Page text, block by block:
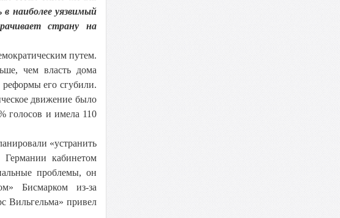
наиболее уязвимый
страну на
путем.
чем власть дома
его сгубили.
движение было
голосов и имела 110
«устранить
Германии кабинетом
проблемы, он
Бисмарком из-за
Вильгельма» привел